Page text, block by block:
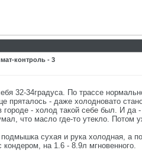
контроль - 3
32-34градуса. По трассе
пряталось - даже холодновато
городе - холод такой себе был. И
что масло где-то утекло. Потом
сухая и рука холодная, а
кондером, на 1.6 - 8.9л мгновенного.